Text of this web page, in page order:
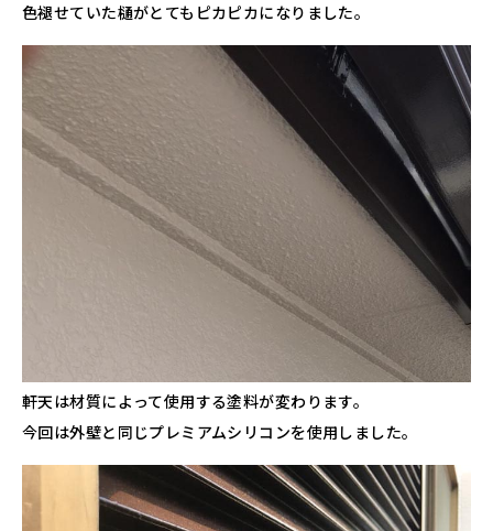
色褪せていた樋がとてもピカピカになりました。
軒天は材質によって使用する塗料が変わります。
今回は外壁と同じプレミアムシリコンを使用しました。